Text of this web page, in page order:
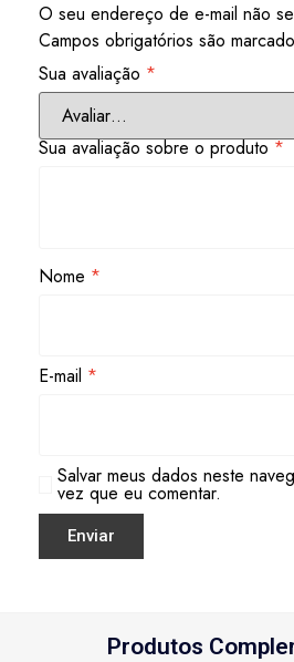
O seu endereço de e-mail não
Campos obrigatórios são
Sua avaliação *
Sua avaliação sobre o produto*
Nome *
E-mail *
Salvar meus dados neste
vez que eu comentar.
Produtos